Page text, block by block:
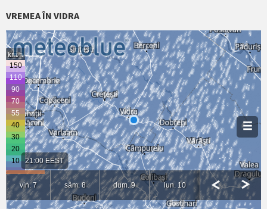
VREMEA ÎN VIDRA